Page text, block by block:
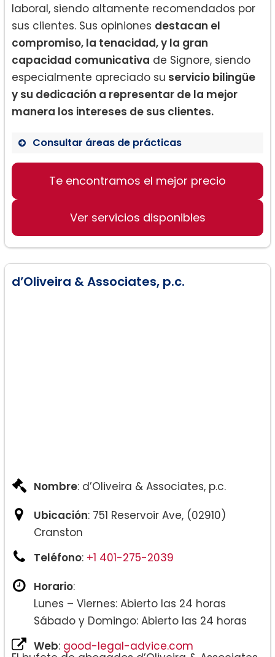
laboral, siendo altamente recomendados por
sus clientes. Sus opiniones destacan el
compromiso, la tenacidad, y la gran
capacidad comunicativa de Signore, siendo
especialmente apreciado su servicio bilingüe
y su dedicación a representar de la mejor
manera los intereses de sus clientes.
Consultar áreas de prácticas
Derecho laboral
Cierre de bienes inmuebles
Te encontramos el mejor precio
Ver servicios disponibles
d’Oliveira & Associates, p.c.
Nombre: d’Oliveira & Associates, p.c.
Ubicación: 751 Reservoir Ave, (02910)
Cranston
Teléfono: +1 401-275-2039
Horario:
Lunes – Viernes: Abierto las 24 horas
Sábado y Domingo: Abierto las 24 horas
Web: good-legal-advice.com